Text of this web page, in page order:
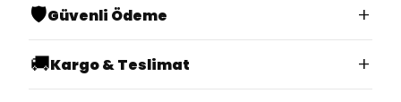
🛡️Güvenli Ödeme
+
🚚Kargo & Teslimat +